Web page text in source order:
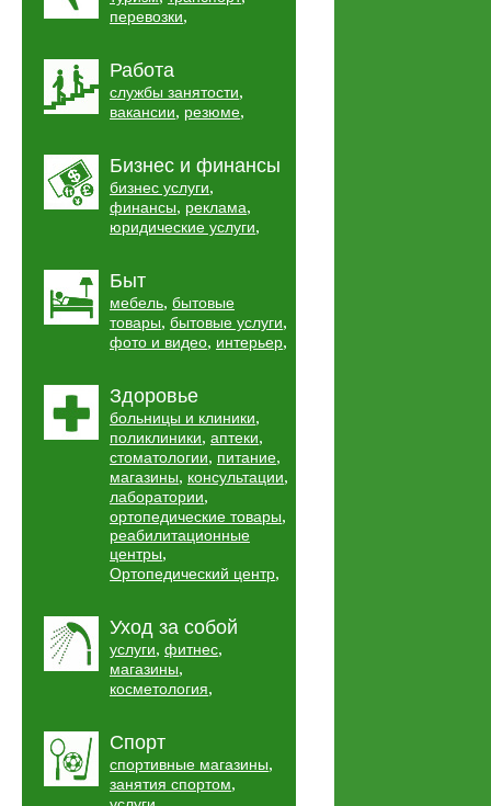
перевозки,
Работа
службы занятости,
вакансии, резюме,
Бизнес и финансы
бизнес услуги,
финансы, реклама,
юридические услуги,
Быт
мебель, бытовые
товары, бытовые услуги,
фото и видео, интерьер,
Здоровье
больницы и клиники,
поликлиники, аптеки,
стоматологии, питание,
магазины, консультации,
лаборатории,
ортопедические товары,
реабилитационные
центры,
Ортопедический центр,
Уход за собой
услуги, фитнес,
магазины,
косметология,
Спорт
спортивные магазины,
занятия спортом,